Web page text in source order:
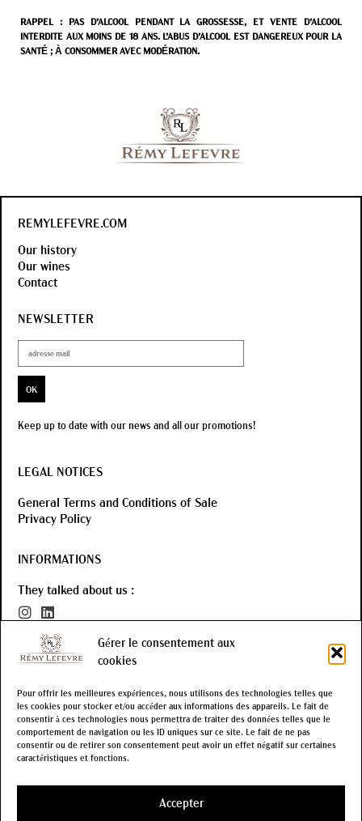
Gérer le consentement aux
cookies
Pour offrir les meilleures expériences, nous utilisons des technologies telles que
les cookies pour stocker et/ou accéder aux informations des appareils. Le fait de
consentir à ces technologies nous permettra de traiter des données telles que le
comportement de navigation ou les ID uniques sur ce site. Le fait de ne pas
consentir ou de retirer son consentement peut avoir un effet négatif sur certaines
caractéristiques et fonctions.
Accepter
RAPPEL : PAS D’ALCOOL PENDANT LA GROSSESSE, ET VENTE D’ALCOOL
INTERDITE AUX MOINS DE 18 ANS. L’ABUS D’ALCOOL EST DANGEREUX POUR LA
SANTÉ ; À CONSOMMER AVEC MODÉRATION.
REMYLEFEVRE.COM
Our history
Our wines
Contact
NEWSLETTER
OK
Keep up to date with our news and all our promotions!
LEGAL NOTICES
General Terms and Conditions of Sale
Privacy Policy
INFORMATIONS
They talked about us :
Interdiction de vente de boissons alcooliques aux mineurs de moins de
18 ans.La preuve de majorité de l’acheteur est exigée au moment de la
vente en ligne.
CODE DE LA SANTÉ PUBLIQUE.ART L.3342-1 ET L.3353-3
ALCOHOL ABUSE IS DANGEROUS FOR HEALTH, CONSUME IN